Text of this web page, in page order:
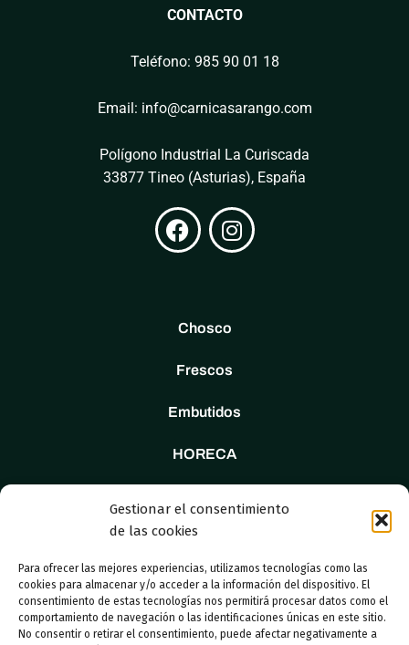
Gestionar el consentimiento
de las cookies
Para ofrecer las mejores experiencias, utilizamos tecnologías como las
cookies para almacenar y/o acceder a la información del dispositivo. El
consentimiento de estas tecnologías nos permitirá procesar datos como el
comportamiento de navegación o las identificaciones únicas en este sitio.
No consentir o retirar el consentimiento, puede afectar negativamente a
CONTACTO
Teléfono: 985 90 01 18
Email: info@carnicasarango.com
Polígono Industrial La Curiscada
33877 Tineo (Asturias), España
Chosco
Frescos
Embutidos
HORECA
Nosotros
Contacto